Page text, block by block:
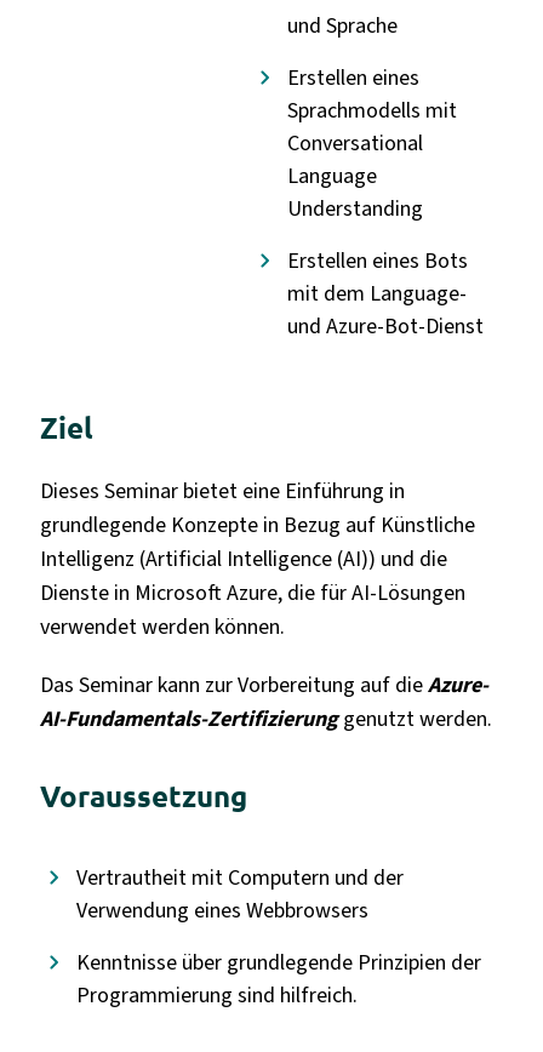
und Sprache
Erstellen eines
Sprachmodells mit
Conversational
Language
Understanding
Erstellen eines Bots
mit dem Language-
und Azure-Bot-Dienst
Ziel
Dieses Seminar bietet eine Einführung in
grundlegende Konzepte in Bezug auf Künstliche
Intelligenz (Artificial Intelligence (AI)) und die
Dienste in Microsoft Azure, die für AI-Lösungen
verwendet werden können.
Das Seminar kann zur Vorbereitung auf dieAzure-
AI-Fundamentals-Zertifizierunggenutzt werden.
Voraussetzung
Vertrautheit mit Computern und der
Verwendung eines Webbrowsers
Kenntnisse über grundlegende Prinzipien der
Programmierung sind hilfreich.